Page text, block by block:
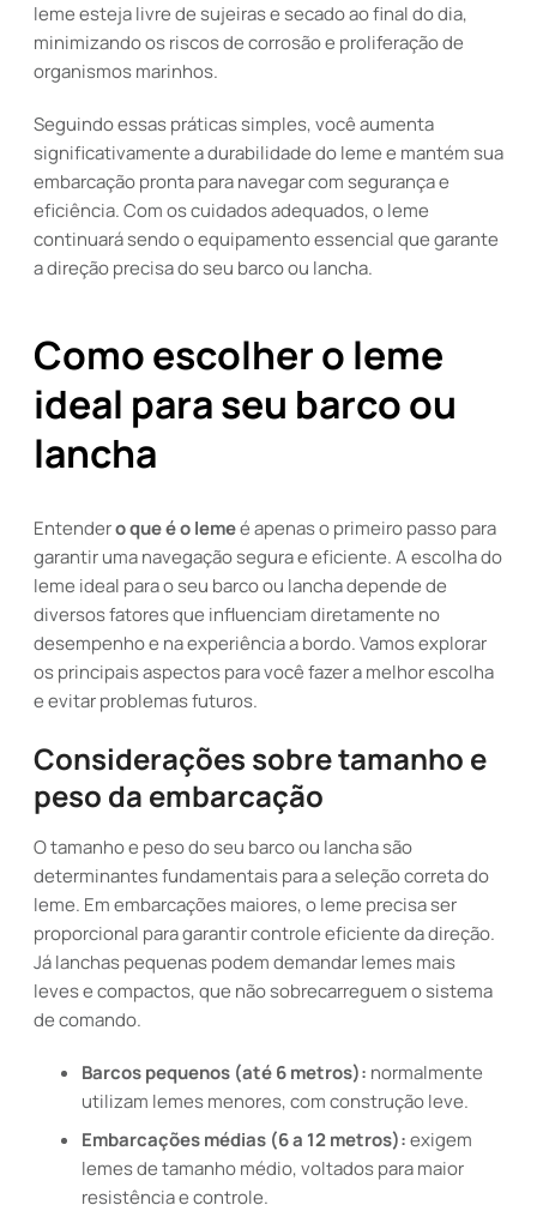
leme esteja livre de sujeiras e secado ao final do dia,
minimizando os riscos de corrosão e proliferação de
organismos marinhos.
Seguindo essas práticas simples, você aumenta
significativamente a durabilidade do leme e mantém sua
embarcação pronta para navegar com segurança e
eficiência. Com os cuidados adequados, o leme
continuará sendo o equipamento essencial que garante
a direção precisa do seu barco ou lancha.
Como escolher o leme
ideal para seu barco ou
lancha
Entendero que é o lemeé apenas o primeiro passo para
garantir uma navegação segura e eficiente. A escolha do
leme ideal para o seu barco ou lancha depende de
diversos fatores que influenciam diretamente no
desempenho e na experiência a bordo. Vamos explorar
os principais aspectos para você fazer a melhor escolha
e evitar problemas futuros.
Considerações sobre tamanho e
peso da embarcação
O tamanho e peso do seu barco ou lancha são
determinantes fundamentais para a seleção correta do
leme. Em embarcações maiores, o leme precisa ser
proporcional para garantir controle eficiente da direção.
Já lanchas pequenas podem demandar lemes mais
leves e compactos, que não sobrecarreguem o sistema
de comando.
Barcos pequenos (até 6 metros): normalmente
utilizam lemes menores, com construção leve.
Embarcações médias (6 a 12 metros):exigem
lemes de tamanho médio, voltados para maior
resistência e controle.